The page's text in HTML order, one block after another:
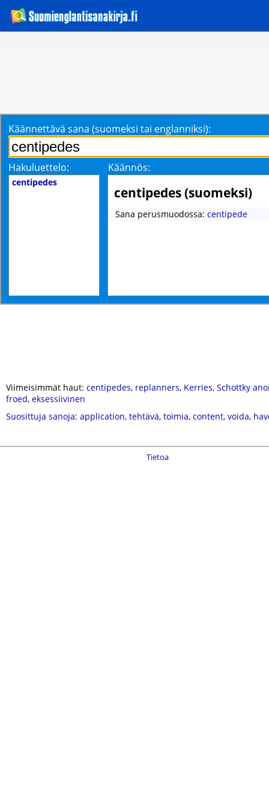
Käännettävä sana (suomeksi tai englanniksi):
Hakuluettelo: Käännös:
centipedes
centipedes (suomeksi)
Sana perusmuodossa: centipede
Viimeisimmät haut: centipedes, replanners, Kerries, Schottky
froed, eksessiivinen
Suosittuja sanoja: application, tehtävä, toimia, content, voida,
Tietoa